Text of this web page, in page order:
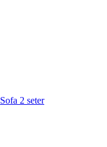
Sofa 2 seter